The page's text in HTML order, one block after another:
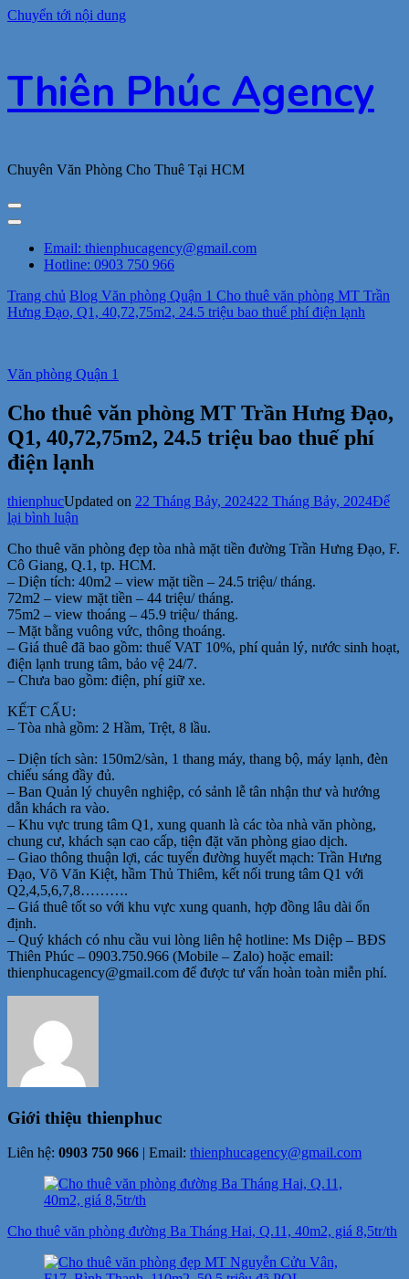
Chuyển tới nội dung
Thiên Phúc Agency
Chuyên Văn Phòng Cho Thuê Tại HCM
Email: thienphucagency@gmail.com
Hotline: 0903 750 966
Trang chủ Blog Văn phòng Quận 1 Cho thuê văn phòng MT Trần
Hưng Đạo, Q1, 40,72,75m2, 24.5 triệu bao thuế phí điện lạnh
Văn phòng Quận 1
Cho thuê văn phòng MT Trần Hưng Đạo,
Q1, 40,72,75m2, 24.5 triệu bao thuế phí
điện lạnh
thienphucUpdated on 22 Tháng Bảy, 202422 Tháng Bảy, 2024Để
lại bình luận
thuê
văn
phòng
MT
Trần
Hưng
Đạo,
Q1,
40,72,75m2,
bao
phí
điện
lạnh
Cho thuê văn phòng đẹp tòa nhà mặt tiền đường Trần Hưng Đạo, F.
Cô Giang, Q.1, tp. HCM.
– Diện tích: 40m2 – view mặt tiền – 24.5 triệu/ tháng.
72m2 – view mặt tiền – 44 triệu/ tháng.
75m2 – view thoáng – 45.9 triệu/ tháng.
– Mặt bằng vuông vức, thông thoáng.
– Giá thuê đã bao gồm: thuế VAT 10%, phí quản lý, nước sinh hoạt,
điện lạnh trung tâm, bảo vệ 24/7.
– Chưa bao gồm: điện, phí giữ xe.
KẾT CẤU:
– Tòa nhà gồm: 2 Hầm, Trệt, 8 lầu.
– Diện tích sàn: 150m2/sàn, 1 thang máy, thang bộ, máy lạnh, đèn
chiếu sáng đầy đủ.
– Ban Quản lý chuyên nghiệp, có sảnh lễ tân nhận thư và hướng
dẫn khách ra vào.
– Khu vực trung tâm Q1, xung quanh là các tòa nhà văn phòng,
chung cư, khách sạn cao cấp, tiện đặt văn phòng giao dịch.
– Giao thông thuận lợi, các tuyến đường huyết mạch: Trần Hưng
Đạo, Võ Văn Kiệt, hầm Thủ Thiêm, kết nối trung tâm Q1 với
Q2,4,5,6,7,8……….
– Giá thuê tốt so với khu vực xung quanh, hợp đồng lâu dài ổn
định.
– Quý khách có nhu cầu vui lòng liên hệ hotline: Ms Diệp – BĐS
Thiên Phúc – 0903.750.966 (Mobile – Zalo) hoặc email:
thienphucagency@gmail.com để được tư vấn hoàn toàn miễn phí.
Giới thiệu thienphuc
Liên hệ: 0903 750 966 | Email: thienphucagency@gmail.com
Điều
hướng
bài
Cho thuê văn phòng đường Ba Tháng Hai, Q.11, 40m2, giá 8,5tr/th